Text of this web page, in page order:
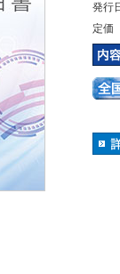
発行
定価